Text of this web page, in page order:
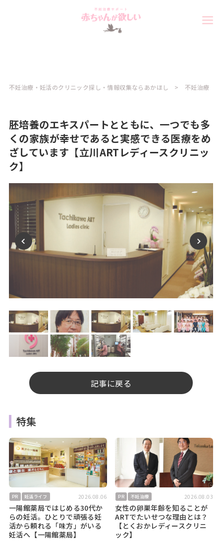
不妊治療・妊活のクリニック探し・情報収集ならあかほし 不妊治療
胚培養のエキスパートとともに、一つでも多
くの家族が幸せであると実感できる医療をめ
ざしています【立川ARTレディースクリニッ
ク】
記事に戻る
特集
PR 妊活ライフ 2026.08.06
一陽館薬局ではじめる30代か
らの妊活。ひとりで頑張る妊
活から頼れる「味方」がいる
妊活へ【一陽館薬局】
PR 不妊治療 2026.08.03
女性の卵巣年齢を知ることが
ARTでたいせつな理由とは？
【とくおかレディースクリニ
ック】